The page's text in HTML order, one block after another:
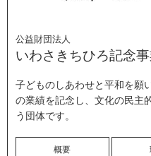
公益財団法人
いわさきちひろ記念
子どものしあわせと平和を願
の業績を記念し、文化の民主
う団体です。
概要